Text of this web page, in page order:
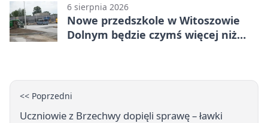
6 sierpnia 2026
Nowe przedszkole w Witoszowie
Dolnym będzie czymś więcej niż
<< Poprzedni
Uczniowie z Brzechwy dopięli sprawę – ławki